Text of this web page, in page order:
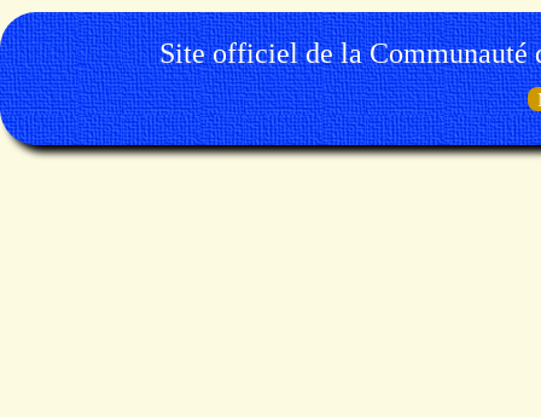
Site officiel de la Communauté